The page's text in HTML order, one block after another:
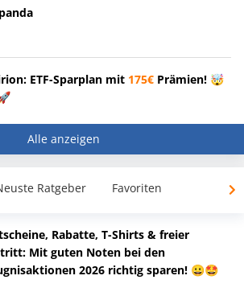
ETF-Sparplan mit 175€ Prämien! 🤯
Alle anzeigen
Ratgeber Favoriten
Rabatte, T-Shirts & freier
Mit guten Noten bei den
2026 richtig sparen! 😀🤩